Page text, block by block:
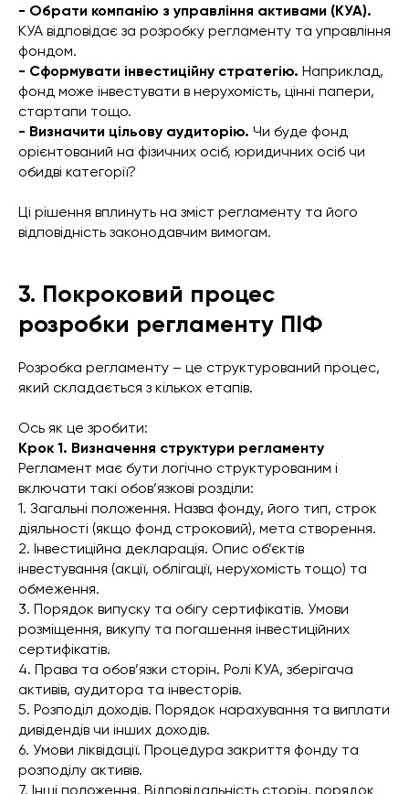
- Обрати компанію з управління активами (КУА).
КУА відповідає за розробку регламенту та управління
фондом.
- Сформувати інвестиційну стратегію. Наприклад,
фонд може інвестувати в нерухомість, цінні папери,
стартапи тощо.
- Визначити цільову аудиторію. Чи буде фонд
орієнтований на фізичних осіб, юридичних осіб чи
обидві категорії?
Ці рішення вплинуть на зміст регламенту та його
відповідність законодавчим вимогам.
3. Покроковий процес
розробки регламенту ПІФ
Розробка регламенту – це структурований процес,
який складається з кількох етапів.
Ось як це зробити:
Крок 1. Визначення структури регламенту
Регламент має бути логічно структурованим і
включати такі обов’язкові розділи:
1. Загальні положення. Назва фонду, його тип, строк
діяльності (якщо фонд строковий), мета створення.
2. Інвестиційна декларація. Опис об’єктів
інвестування (акції, облігації, нерухомість тощо) та
обмеження.
3. Порядок випуску та обігу сертифікатів. Умови
розміщення, викупу та погашення інвестиційних
сертифікатів.
4. Права та обов’язки сторін. Ролі КУА, зберігача
активів, аудитора та інвесторів.
5. Розподіл доходів. Порядок нарахування та виплати
дивідендів чи інших доходів.
6. Умови ліквідації. Процедура закриття фонду та
розподілу активів.
7. Інші положення. Відповідальність сторін, порядок